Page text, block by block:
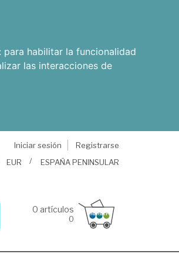
para habilitar la funcionalidad
las interacciones de
Iniciar sesión
Registrarse
EUR ESPAÑA PENINSULAR
0 artículos
0